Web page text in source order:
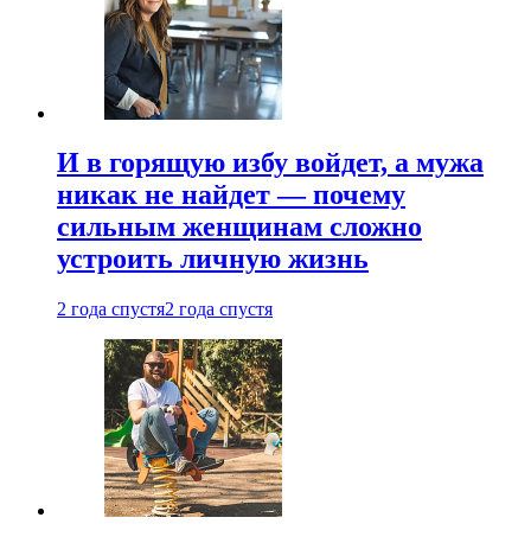
И в горящую избу войдет, а мужа
никак не найдет — почему
сильным женщинам сложно
устроить личную жизнь
2 года спустя2 года спустя